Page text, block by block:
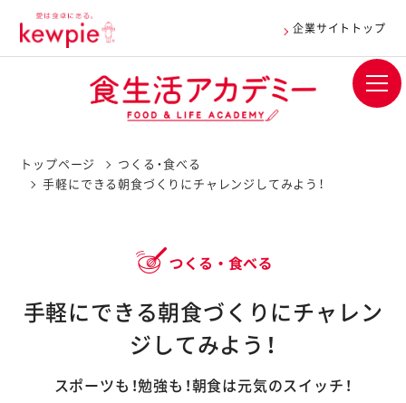
企業サイトトップ
トップページ
つくる・食べる
手軽にできる朝食づくりにチャレンジしてみよう！
手軽にできる朝食づくりにチャレン
ジしてみよう！
スポーツも！勉強も！朝食は元気のスイッチ！